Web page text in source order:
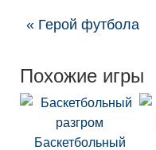
« Герой футбола
Похожие игры
Баскетбольный